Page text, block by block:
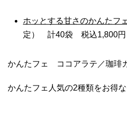
ホッとする甘さのかんたフェ
定） 計40袋 税込1,800円
かんたフェ ココアラテ／珈琲
かんたフェ人気の2種類をお得な